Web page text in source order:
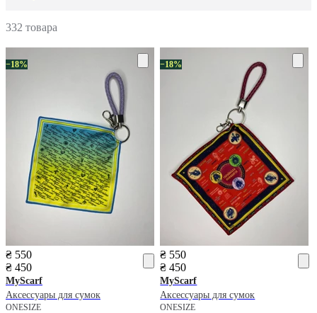
332 товара
−18%
₴ 550
₴ 450
MyScarf
Аксессуары для сумок
ONESIZE
−18%
₴ 550
₴ 450
MyScarf
Аксессуары для сумок
ONESIZE